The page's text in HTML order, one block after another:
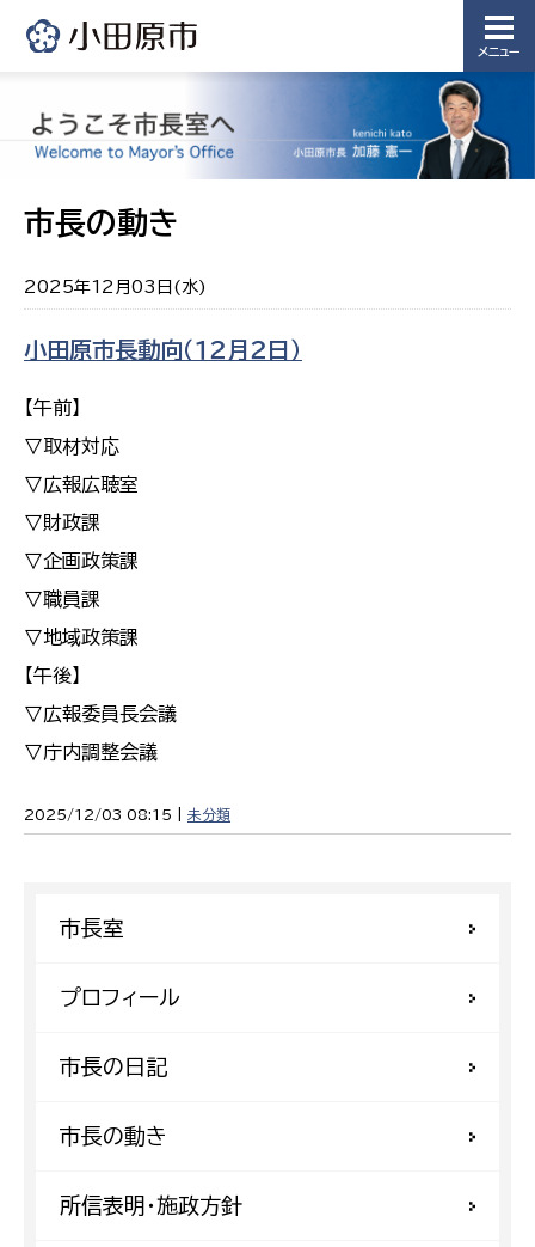
メニュー
市長の動き
2025年12月03日(水)
小田原市長動向（１２月２日）
【午前】
▽取材対応
▽広報広聴室
▽財政課
▽企画政策課
▽職員課
▽地域政策課
【午後】
▽広報委員長会議
▽庁内調整会議
2025/12/03 08:15 | 未分類
市長室
プロフィール
市長の日記
市長の動き
所信表明・施政方針